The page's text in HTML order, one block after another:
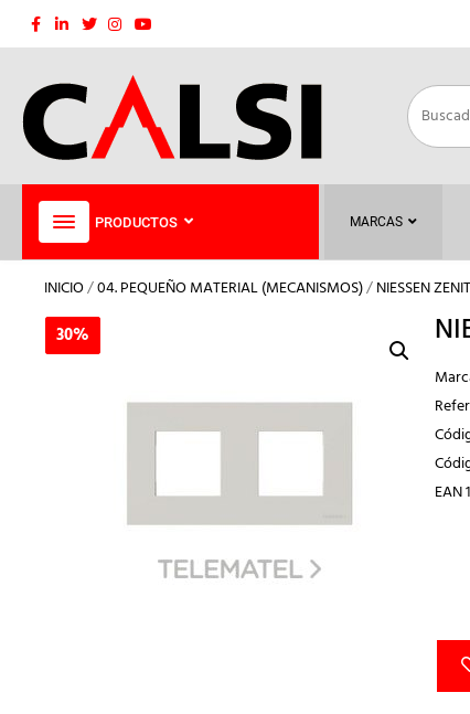
Saltar
PRODUCTOS MARCAS
INICIO/04. PEQUEÑO MATERIAL (MECANISMOS)/NIESSEN ZENIT
30%
EAN
30%